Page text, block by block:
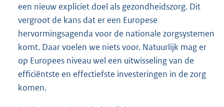
een nieuw expliciet doel als gezondheidszorg. Dit
vergroot de kans dat er een Europese
hervormingsagenda voor de nationale zorgsystemen
komt. Daar voelen we niets voor. Natuurlijk mag er
op Europees niveau wel een uitwisseling van de
efficiëntste en effectiefste investeringen in de zorg
komen.